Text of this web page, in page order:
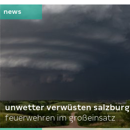
unwetter verwüsten salzburg
feuerwehren im großeinsatz